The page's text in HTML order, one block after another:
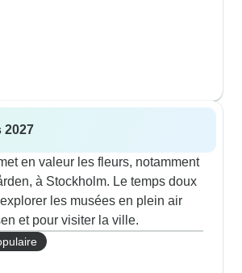
2027
en valeur les fleurs, notamment
à Stockholm. Le temps doux
les musées en plein air
et pour visiter la ville.